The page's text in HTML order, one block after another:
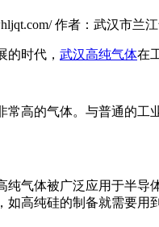
作者：武汉市兰
时代， 武汉高纯气体在
的气体。与普通的工业
体被广泛应用于半导体
如高纯硅的制备就需要用